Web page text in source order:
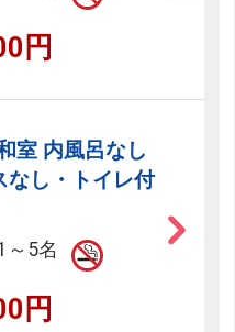
円
室 内風呂なし
し・トイレ付
～5名
円